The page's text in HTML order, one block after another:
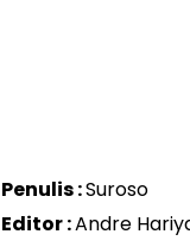
Penulis :Suroso
Editor :Andre